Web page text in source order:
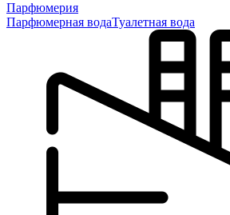
Парфюмерия
Парфюмерная водаТуалетная вода